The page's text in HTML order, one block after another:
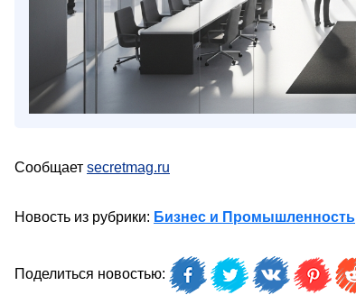
Сообщает secretmag.ru
Новость из рубрики: Бизнес и Промышленность
Поделиться новостью: